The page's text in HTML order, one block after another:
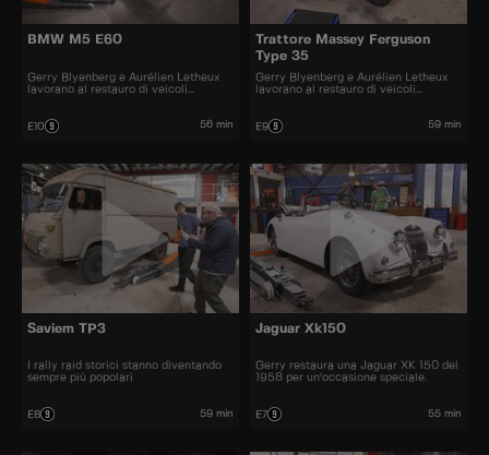
BMW M5 E60
Gerry Blyenberg e Aurélien Letheux
lavorano al restauro di veicoli
E10 56 min
Trattore Massey Ferguson
Type 35
Gerry Blyenberg e Aurélien Letheux
lavorano al restauro di veicoli
E9 59 min
Saviem TP3
I rally raid storici stanno diventando
sempre più popolari
E8 59 min
Jaguar Xk150
Gerry restaura una Jaguar XK 150 del
1958 per un'occasione speciale.
E7 55 min